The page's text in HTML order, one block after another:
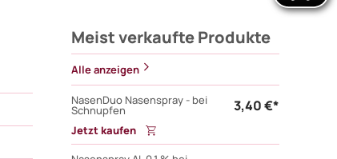
Meist verkaufte Produkte
Alle anzeigen
NasenDuo Nasenspray - bei
Schnupfen 3,40 €*
Jetzt kaufen